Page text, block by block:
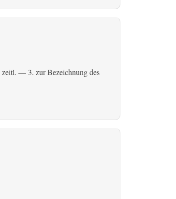
zeitl. — 3. zur Bezeichnung des